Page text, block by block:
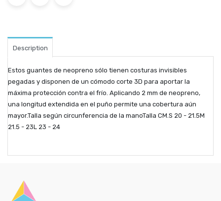
Description
Estos guantes de neopreno sólo tienen costuras invisibles
pegadas y disponen de un cómodo corte 3D para aportar la
máxima protección contra el frío. Aplicando 2 mm de neopreno,
una longitud extendida en el puño permite una cobertura aún
mayor.Talla según circunferencia de la manoTalla CM.S 20 - 21.5M
21.5 - 23L 23 - 24